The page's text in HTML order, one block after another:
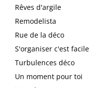
Rêves d'argile
Remodelista
Rue de la déco
S'organiser c'est facile
Turbulences déco
Un moment pour toi